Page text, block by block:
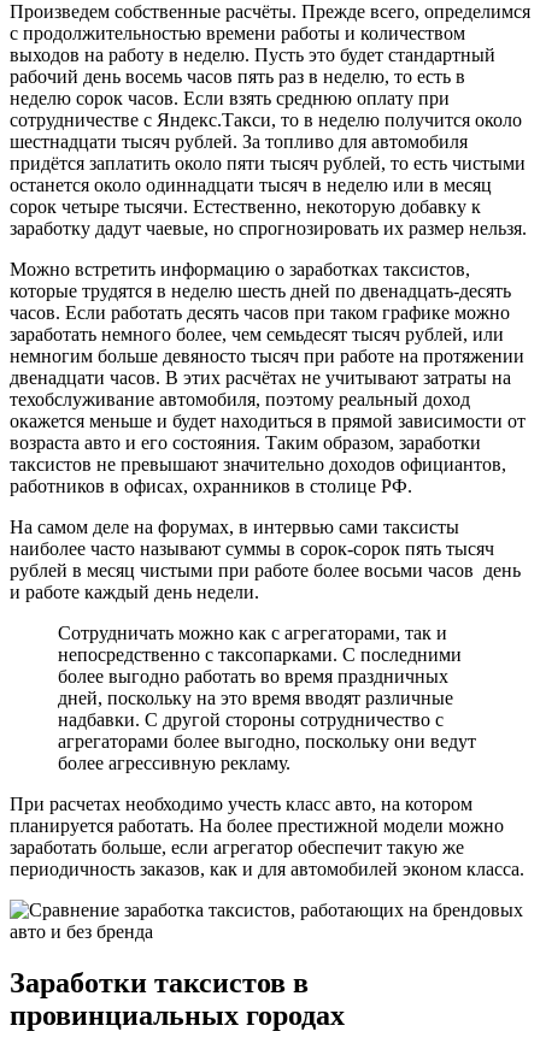
Произведем собственные расчёты. Прежде всего, определимся
с продолжительностью времени работы и количеством
выходов на работу в неделю. Пусть это будет стандартный
рабочий день восемь часов пять раз в неделю, то есть в
неделю сорок часов. Если взять среднюю оплату при
сотрудничестве с Яндекс.Такси, то в неделю получится около
шестнадцати тысяч рублей. За топливо для автомобиля
придётся заплатить около пяти тысяч рублей, то есть чистыми
останется около одиннадцати тысяч в неделю или в месяц
сорок четыре тысячи. Естественно, некоторую добавку к
заработку дадут чаевые, но спрогнозировать их размер нельзя.
Можно встретить информацию о заработках таксистов,
которые трудятся в неделю шесть дней по двенадцать-десять
часов. Если работать десять часов при таком графике можно
заработать немного более, чем семьдесят тысяч рублей, или
немногим больше девяносто тысяч при работе на протяжении
двенадцати часов. В этих расчётах не учитывают затраты на
техобслуживание автомобиля, поэтому реальный доход
окажется меньше и будет находиться в прямой зависимости от
возраста авто и его состояния. Таким образом, заработки
таксистов не превышают значительно доходов официантов,
работников в офисах, охранников в столице РФ.
На самом деле на форумах, в интервью сами таксисты
наиболее часто называют суммы в сорок-сорок пять тысяч
рублей в месяц чистыми при работе более восьми часов день
и работе каждый день недели.
Сотрудничать можно как с агрегаторами, так и
непосредственно с таксопарками. С последними
более выгодно работать во время праздничных
дней, поскольку на это время вводят различные
надбавки. С другой стороны сотрудничество с
агрегаторами более выгодно, поскольку они ведут
более агрессивную рекламу.
При расчетах необходимо учесть класс авто, на котором
планируется работать. На более престижной модели можно
заработать больше, если агрегатор обеспечит такую же
периодичность заказов, как и для автомобилей эконом класса.
Заработки таксистов в
провинциальных городах